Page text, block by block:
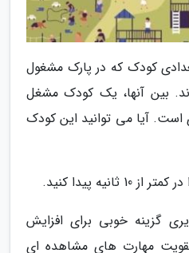
کودک که در پارک مشغول
بین آنها، یک کودک مشغل
است. آیا می توانید این کودک
پیدا کنید.
گزینه خوبی برای افزایش
مهارت های مشاهده ای